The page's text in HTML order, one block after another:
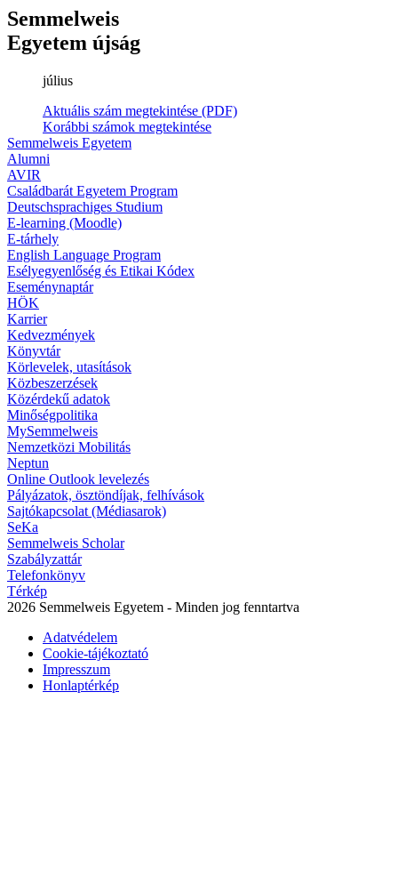
Semmelweis
Egyetem újság
július
Aktuális szám megtekintése (PDF)
Korábbi számok megtekintése
Semmelweis Egyetem
Alumni
AVIR
Családbarát Egyetem Program
Deutschsprachiges Studium
E-learning (Moodle)
E-tárhely
English Language Program
Esélyegyenlőség és Etikai Kódex
Eseménynaptár
HÖK
Karrier
Kedvezmények
Könyvtár
Körlevelek, utasítások
Közbeszerzések
Közérdekű adatok
Minőségpolitika
MySemmelweis
Nemzetközi Mobilitás
Neptun
Online Outlook levelezés
Pályázatok, ösztöndíjak, felhívások
Sajtókapcsolat (Médiasarok)
SeKa
Semmelweis Scholar
Szabályzattár
Telefonkönyv
Térkép
2026 Semmelweis Egyetem - Minden jog fenntartva
Adatvédelem
Cookie-tájékoztató
Impresszum
Honlaptérkép